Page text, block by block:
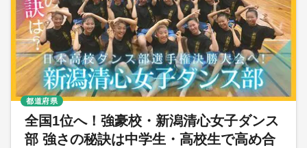
全国1位へ！強豪校・新潟清心女子ダンス
部 強さの秘訣は中学生・高校生で高め合
都道府県